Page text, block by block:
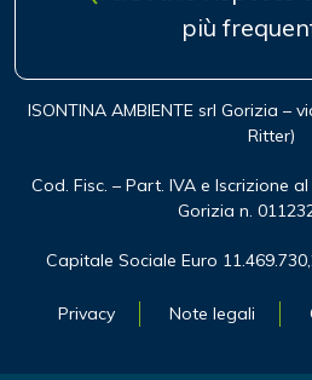
più
ISONTINA AMBIENTE srl Gorizia –
Ritter)
Cod. Fisc. – Part. IVA e Iscrizione
Gorizia n.
Capitale Sociale Euro
Privacy Note legali